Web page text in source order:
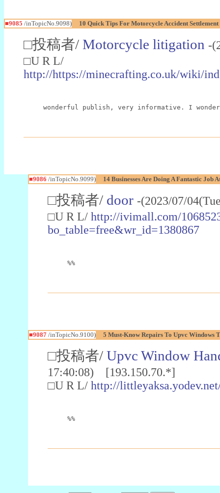
■9085 /inTopicNo.9098) 10 Quick Tips For Motorcycle Accident Settlement
□投稿者/ Motorcycle litigation -
□U R L/
http://https://minecrafting.co.uk/wiki/
wonderful publish, very informative. I
■9086 /inTopicNo.9099) 14 Businesses Are Doing A Fantastic Job
□投稿者/ door -(2023/07/
□U R L/ http://ivimall.com/
bo_table=free&wr_id=1380867
%%
■9087/inTopicNo.9100) 5 Must-Know Repairs To Upvc Windows
□投稿者/ Upvc Window
17:40:08) [193.150.70.*]
□U R L/ http://
%%